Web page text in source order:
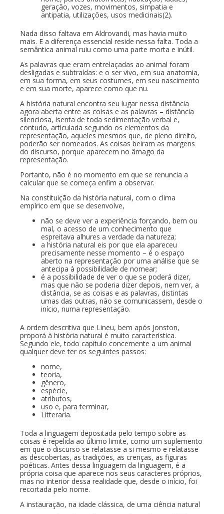
geração, vozes, movimentos, simpatia e
antipatia, utilizações, usos medicinais(2).
Nada disso faltava em Aldrovandi, mas havia muito
mais. E a diferença essencial reside nessa falta. Toda a
semântica animal ruiu como uma parte morta e inútil.
As palavras que eram entrelaçadas ao animal foram
desligadas e subtraídas: e o ser vivo, em sua anatomia,
em sua forma, em seus costumes, em seu nascimento
e em sua morte, aparece como que nu.
A história natural encontra seu lugar nessa distância
agora aberta entre as coisas e as palavras – distância
silenciosa, isenta de toda sedimentação verbal e,
contudo, articulada segundo os elementos da
representação, aqueles mesmos que, de pleno direito,
poderão ser nomeados. As coisas beiram as margens
do discurso, porque aparecem no âmago da
representação.
Portanto, não é no momento em que se renuncia a
calcular que se começa enfim a observar.
Na constituição da história natural, com o clima
empírico em que se desenvolve,
não se deve ver a experiência forçando, bem ou
mal, o acesso de um conhecimento que
espreitava alhures a verdade da natureza;
a história natural eis por que ela apareceu
precisamente nesse momento – é o espaço
aberto na representação por uma análise que se
antecipa à possibilidade de nomear;
é a possibilidade de ver o que se poderá dizer,
mas que não se poderia dizer depois, nem ver, a
distância, se as coisas e as palavras, distintas
umas das outras, não se comunicassem, desde o
início, numa representação.
A ordem descritiva que Lineu, bem após Jonston,
proporá à história natural é muito característica.
Segundo ele, todo capítulo concernente a um animal
qualquer deve ter os seguintes passos:
nome,
teoria,
gênero,
espécie,
atributos,
uso e, para terminar,
Litteraria.
Toda a linguagem depositada pelo tempo sobre as
coisas é repelida ao último limite, como um suplemento
em que o discurso se relatasse a si mesmo e relatasse
as descobertas, as tradições, as crenças, as figuras
poéticas. Antes dessa linguagem da linguagem, é a
própria coisa que aparece nos seus caracteres próprios,
mas no interior dessa realidade que, desde o início, foi
recortada pelo nome.
A instauração, na idade clássica, de uma ciência natural